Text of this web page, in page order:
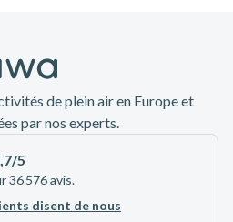
de plein air en Europe et
par nos experts.
/5
36 576 avis.
disent de nous